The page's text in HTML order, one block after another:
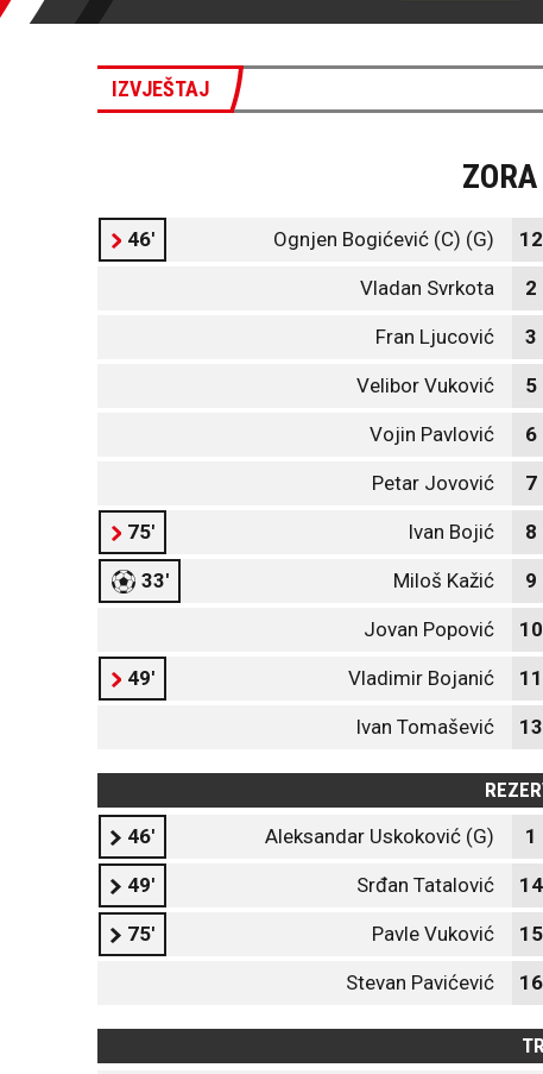
IZVJEŠTAJ
ZORA
46' Ognjen Bogićević (C) (G) 12
Vladan Svrkota 2
Fran Ljucović 3
Velibor Vuković 5
Vojin Pavlović 6
Petar Jovović 7
75' Ivan Bojić 8
33' Miloš Kažić 9
Jovan Popović 10
49' Vladimir Bojanić 11
Ivan Tomašević 13
46'
Aleksandar Uskoković (G) 1
49' Srđan Tatalović 14
75' Pavle Vuković 15
Stevan Pavićević 16